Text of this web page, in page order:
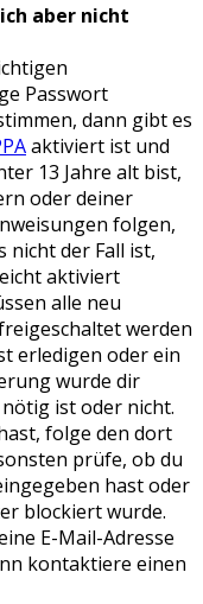
aber nicht
Passwort
dann gibt es
aktiviert ist und
13 Jahre alt bist,
oder deiner
folgen,
nicht der Fall ist,
aktiviert
alle neu
werden
erledigen oder ein
wurde dir
ist oder nicht.
folge den dort
prüfe, ob du
hast oder
blockiert wurde.
E-Mail-Adresse
kontaktiere einen